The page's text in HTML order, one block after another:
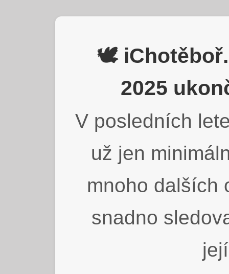
🕊️
2025
V posledních
už jen
mnoho dalších
snadno